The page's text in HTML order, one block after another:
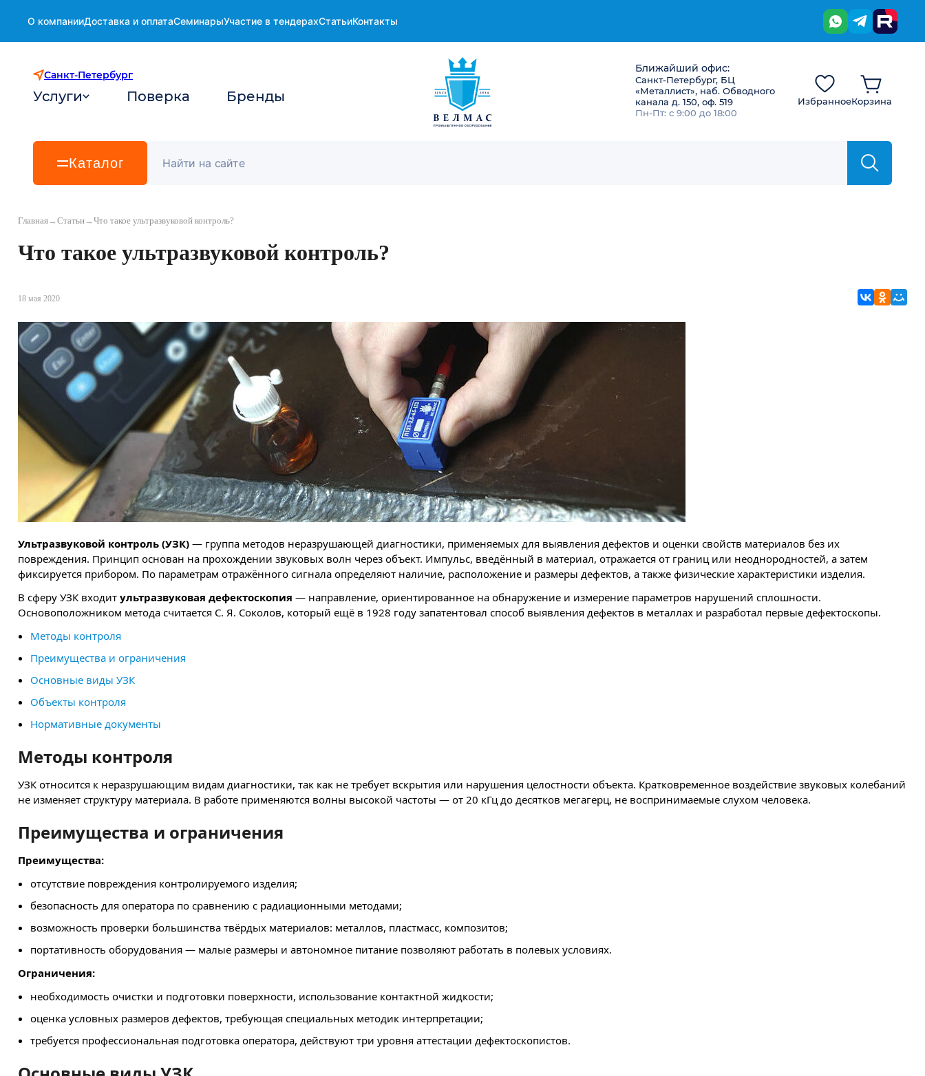
О компанииДоставка и оплатаСеминарыУчастие в тендерахСтатьиКонтакты
Санкт-Петербург
Услуги Поверка Бренды
Ближайший офис:
Санкт-Петербург, БЦ
«Металлист», наб. Обводного
канала д. 150, оф. 519
Пн-Пт: с 9:00 до 18:00
ИзбранноеКорзина
Каталог
Главная→ Статьи→ Что такое ультразвуковой контроль?
Что такое ультразвуковой контроль?
18 мая 2020 ВКонтакте
Мой
Ультразвуковой контроль (УЗК) — группа методов неразрушающей диагностики, применяемых для выявления дефектов и оценки свойств материалов без их
повреждения. Принцип основан на прохождении звуковых волн через объект. Импульс, введённый в материал, отражается от границ или неоднородностей, а затем
фиксируется прибором. По параметрам отражённого сигнала определяют наличие, расположение и размеры дефектов, а также физические характеристики изделия.
В сферу УЗК входит ультразвуковая дефектоскопия — направление, ориентированное на обнаружение и измерение параметров нарушений сплошности.
Основоположником метода считается С. Я. Соколов, который ещё в 1928 году запатентовал способ выявления дефектов в металлах и разработал первые дефектоскопы.
Методы контроля
Преимущества и ограничения
Основные виды УЗК
Объекты контроля
Нормативные документы
Методы контроля
УЗК относится к неразрушающим видам диагностики, так как не требует вскрытия или нарушения целостности объекта. Кратковременное воздействие звуковых колебаний
не изменяет структуру материала. В работе применяются волны высокой частоты — от 20 кГц до десятков мегагерц, не воспринимаемые слухом человека.
Преимущества и ограничения
Преимущества:
отсутствие повреждения контролируемого изделия;
безопасность для оператора по сравнению с радиационными методами;
возможность проверки большинства твёрдых материалов: металлов, пластмасс, композитов;
портативность оборудования — малые размеры и автономное питание позволяют работать в полевых условиях.
Ограничения:
необходимость очистки и подготовки поверхности, использование контактной жидкости;
оценка условных размеров дефектов, требующая специальных методик интерпретации;
требуется профессиональная подготовка оператора, действуют три уровня аттестации дефектоскопистов.